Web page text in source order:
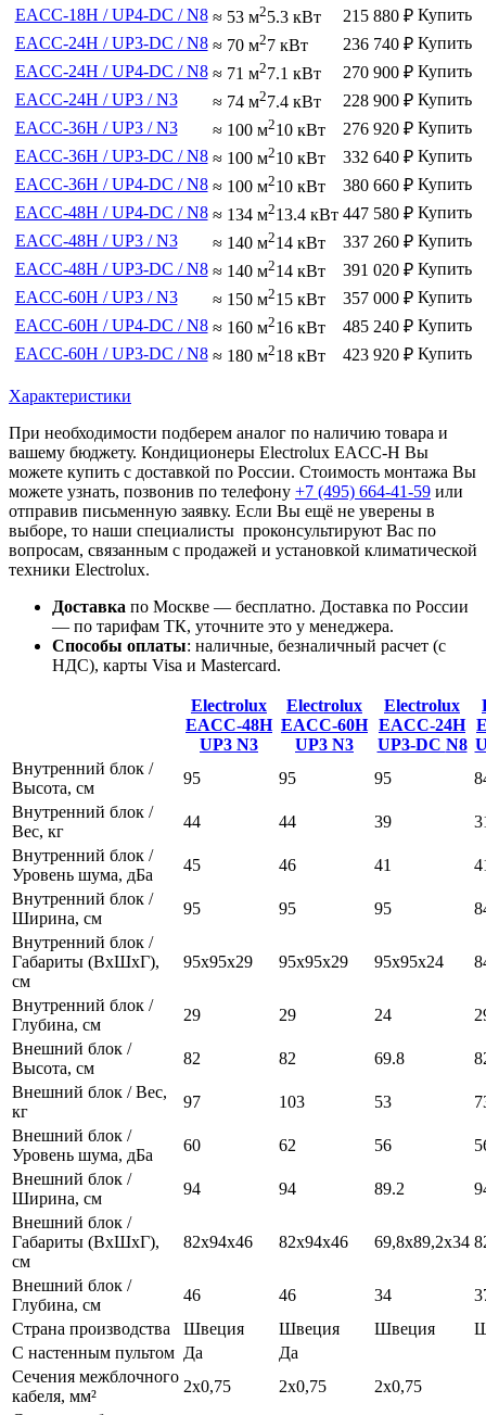
EACC-18H / UP4-DC / N8 ≈ 53 м25.3 кВт 215 880₽ Купить
EACC-24H / UP3-DC / N8 ≈ 70 м27 кВт 236 740₽ Купить
EACC-24H / UP4-DC / N8 ≈ 71 м27.1 кВт 270 900₽ Купить
EACC-24H / UP3 / N3
≈ 74 м27.4 кВт 228 900₽ Купить
EACC-36H / UP3 / N3
≈ 100 м210 кВт 276 920₽ Купить
EACC-36H / UP3-DC / N8 ≈ 100 м210 кВт 332 640₽ Купить
EACC-36H / UP4-DC / N8 ≈ 100 м210 кВт 380 660₽ Купить
EACC-48H / UP4-DC / N8 ≈ 134 м213.4 кВт 447 580₽ Купить
EACC-48H / UP3 / N3
≈ 140 м214 кВт 337 260₽ Купить
EACC-48H / UP3-DC / N8 ≈ 140 м214 кВт 391 020₽ Купить
EACC-60H / UP3 / N3
≈ 150 м215 кВт 357 000₽ Купить
EACC-60H / UP4-DC / N8 ≈ 160 м216 кВт 485 240₽ Купить
EACC-60H / UP3-DC / N8 ≈ 180 м218 кВт 423 920₽ Купить
Характеристики
При необходимости подберем аналог по наличию товара и
вашему бюджету. Кондиционеры Electrolux EACC-H Вы
можете купить с доставкой по России. Стоимость монтажа Вы
можете узнать, позвонив по телефону +7 (495) 664-41-59 или
отправив письменную заявку. Если Вы ещё не уверены в
выборе, то наши специалисты проконсультируют Вас по
вопросам, связанным с продажей и установкой климатической
техники Electrolux.
Доставка по Москве — бесплатно. Доставка по России
— по тарифам ТК, уточните это у менеджера.
Способы оплаты: наличные, безналичный расчет (с
НДС), карты Visa и Mastercard.
Electrolux
EACC-48H
UP3 N3
Electrolux
EACC-60H
UP3 N3
Electrolux
EACC-24H
UP3-DC N8
Внутренний блок /
Высота, см
95 95 95
Внутренний блок /
Вес, кг
44 44 39
Внутренний блок /
Уровень шума, дБа
45 46 41
Внутренний блок /
Ширина, см
95 95 95
Внутренний блок /
Габариты (ВхШхГ),
см
95х95х29 95х95х29 95x95х24
Внутренний блок /
Глубина, см
29 29 24
Внешний блок /
Высота, см
82 82 69.8
Внешний блок / Вес,
кг
97 103 53
Внешний блок /
Уровень шума, дБа
60 62 56
Внешний блок /
Ширина, см
94 94 89.2
Внешний блок /
Габариты (ВхШхГ),
см
82х94х46 82х94х46 69,8x89,2x34
Внешний блок /
Глубина, см
46 46 34
Страна производства
Швеция Швеция Швеция
С настенным пультом Да
Да
Сечения межблочного
кабеля, мм²
2x0,75 2x0,75
2x0,75